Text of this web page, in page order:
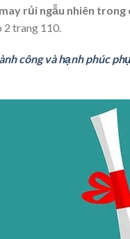
rủi ngẫu nhiên trong
trang 110.
công và hạnh phúc